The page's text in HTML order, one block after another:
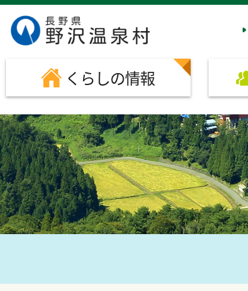
このページの本文へ移動する
くらしの情報